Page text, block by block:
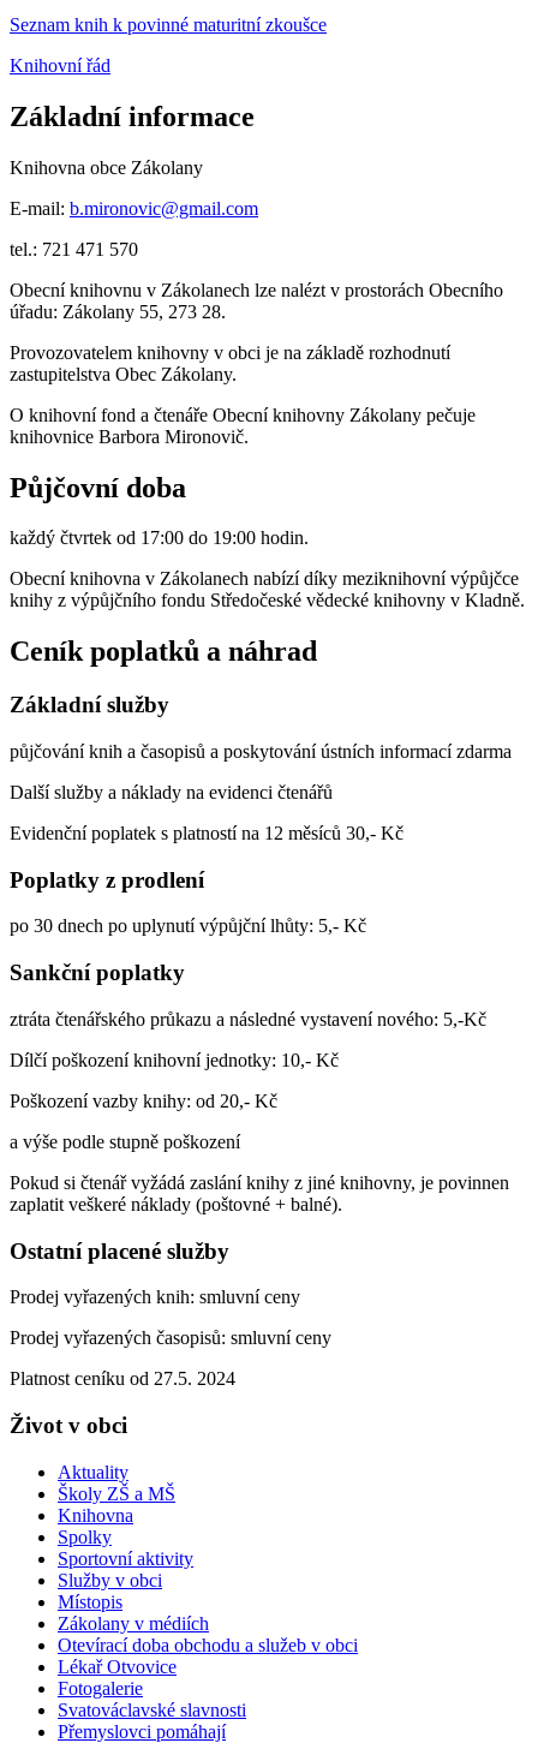
Seznam knih k povinné maturitní zkoušce
Knihovní řád
Základní informace
Knihovna obce Zákolany
E-mail: b.mironovic@gmail.com
tel.: 721 471 570
Obecní knihovnu v Zákolanech lze nalézt v prostorách Obecního
úřadu: Zákolany 55, 273 28.
Provozovatelem knihovny v obci je na základě rozhodnutí
zastupitelstva Obec Zákolany.
O knihovní fond a čtenáře Obecní knihovny Zákolany pečuje
knihovnice Barbora Mironovič.
Půjčovní doba
každý čtvrtek od 17:00 do 19:00 hodin.
Obecní knihovna v Zákolanech nabízí díky meziknihovní výpůjčce
knihy z výpůjčního fondu Středočeské vědecké knihovny v Kladně.
Ceník poplatků a náhrad
Základní služby
půjčování knih a časopisů a poskytování ústních informací zdarma
Další služby a náklady na evidenci čtenářů
Evidenční poplatek s platností na 12 měsíců 30,- Kč
Poplatky z prodlení
po 30 dnech po uplynutí výpůjční lhůty: 5,- Kč
Sankční poplatky
ztráta čtenářského průkazu a následné vystavení nového: 5,-Kč
Dílčí poškození knihovní jednotky: 10,- Kč
Poškození vazby knihy: od 20,- Kč
a výše podle stupně poškození
Pokud si čtenář vyžádá zaslání knihy z jiné knihovny, je povinnen
zaplatit veškeré náklady (poštovné + balné).
Ostatní placené služby
Prodej vyřazených knih: smluvní ceny
Prodej vyřazených časopisů: smluvní ceny
Platnost ceníku od 27.5. 2024
Život v obci
Aktuality
Školy ZŠ a MŠ
Knihovna
Spolky
Sportovní aktivity
Služby v obci
Místopis
Zákolany v médiích
Otevírací doba obchodu a služeb v obci
Lékař Otvovice
Fotogalerie
Svatováclavské slavnosti
Přemyslovci pomáhají